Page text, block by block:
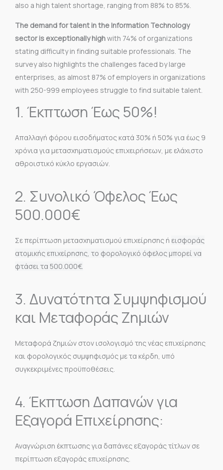
also a high talent shortage, ranging from 88% to 85%.
The demand for talent in the Information Technology
sector is exceptionally highwith 74% of organizations
stating difficulty in finding suitable professionals. The
survey also highlights the challenges faced by large
enterprises, as almost 87% of employers in organizations
with 250-999 employees struggle to find suitable talent.
1. Έκπτωση Έως 50%!
Απαλλαγή φόρου εισοδήματος κατά 30% ή 50% για έως 9
χρόνια για μετασχηματισμούς επιχειρήσεων, με ελάχιστο
αθροιστικό κύκλο εργασιών.
2. Συνολικό Όφελος Έως
500.000€
Σε περίπτωση μετασχηματισμού επιχείρησης ή εισφοράς
ατομικής επιχείρησης, το φορολογικό όφελος μπορεί να
φτάσει τα 500.000€.
3. Δυνατότητα Συμψηφισμού
και Μεταφοράς Ζημιών
Μεταφορά ζημιών στον ισολογισμό της νέας επιχείρησης
και φορολογικός συμψηφισμός με τα κέρδη, υπό
συγκεκριμένες προϋποθέσεις.
4. Έκπτωση Δαπανών για
Εξαγορά Επιχείρησης:
Αναγνώριση έκπτωσης για δαπάνες εξαγοράς τίτλων σε
περίπτωση εξαγοράς επιχείρησης.